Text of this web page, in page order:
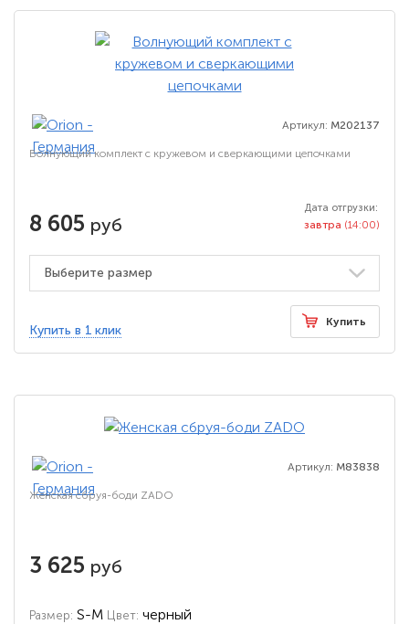
Артикул: M202137
Волнующий комплект с кружевом и сверкающими цепочками
8 605 руб
Дата отгрузки:
завтра (14:00)
Купить в 1 клик
Купить
Артикул: M83838
Женская сбруя-боди ZADO
3 625 руб
Размер: S-M Цвет: черный